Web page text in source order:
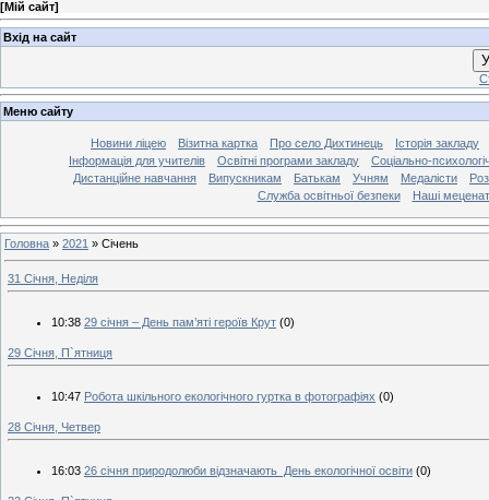
[Мій сайт]
Вхід на сайт
Меню сайту
Новини ліцею Візитна картка Про село Дихтинець
Історія закладу
Інформація для учителів
Освітні програми закладу
Соціально-
Дистанційне навчання
Випускникам Батькам Учням Медалісти
Служба освітньої безпеки
Наші
Головна » 2021 » Січень
31 Січня, Неділя
10:38 29 січня – День пам’яті героїв Крут (0)
29 Січня, П`ятниця
10:47 Робота шкільного екологічного гуртка в фотографіях (0)
28 Січня, Четвер
16:03 26 січня природолюби відзначають День екологічної освіти (0)